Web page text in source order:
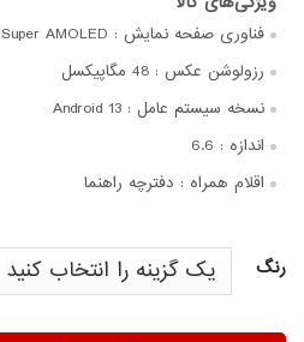
فناوری صفحه‌ نمایش : Super AMOLED
رزولوشن عکس : 48 مگاپیکسل
نسخه سیستم عامل : Android 13
اندازه : 6.6
اقلام همراه : دفترچه‌ راهنما
رنگ